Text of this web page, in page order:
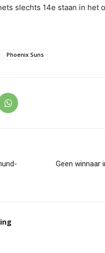
slechts 14e staan in het
Phoenix Suns
Geen winnaar